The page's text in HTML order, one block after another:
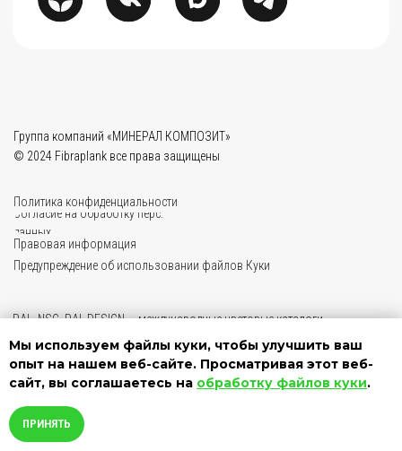
Мы используем файлы куки, чтобы улучшить ваш
опыт на нашем веб-сайте. Просматривая этот веб-
сайт, вы соглашаетесь на обработку файлов куки.
ПРИНЯТЬ